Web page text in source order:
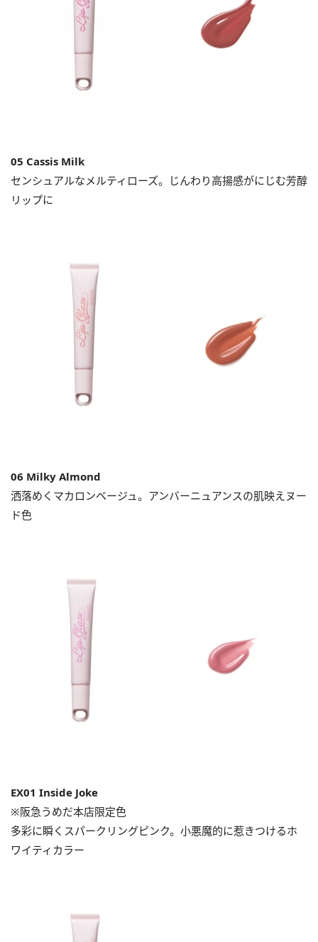
05 Cassis Milk
センシュアルなメルティローズ。じんわり高揚感がにじむ芳醇
リップに
06 Milky Almond
洒落めくマカロンベージュ。アンバーニュアンスの肌映えヌー
ド色
EX01 Inside Joke
※阪急うめだ本店限定色
多彩に瞬くスパークリングピンク。小悪魔的に惹きつけるホ
ワイティカラー